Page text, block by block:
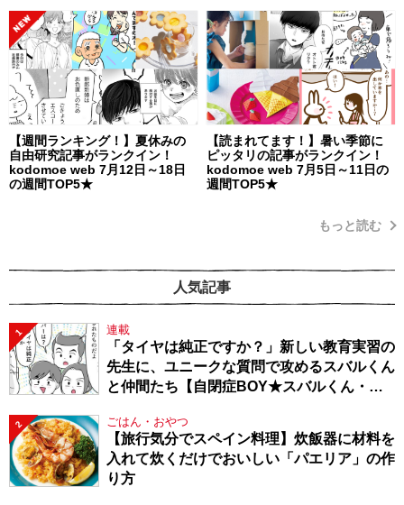
【週間ランキング！】夏休みの
自由研究記事がランクイン！
kodomoe web 7月12日～18日
の週間TOP5★
【読まれてます！】暑い季節に
ピッタリの記事がランクイン！
kodomoe web 7月5日～11日の
週間TOP5★
もっと読む
人気記事
1 連載
「タイヤは純正ですか？」新しい教育実習の
先生に、ユニークな質問で攻めるスバルくん
と仲間たち【自閉症BOY★スバルくん・
2 ごはん・おやつ
【旅行気分でスペイン料理】炊飯器に材料を
入れて炊くだけでおいしい「パエリア」の作
り方